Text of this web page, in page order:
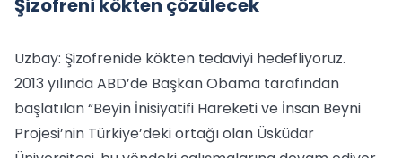
Şizofreni kökten çözülecek
Uzbay: Şizofrenide kökten tedaviyi hedefliyoruz.
2013 yılında ABD’de Başkan Obama tarafından
başlatılan “Beyin İnisiyatifi Hareketi ve İnsan Beyni
Projesi’nin Türkiye’deki ortağı olan Üsküdar